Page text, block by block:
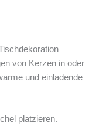
von Kerzen in oder
und einladende
platzieren.